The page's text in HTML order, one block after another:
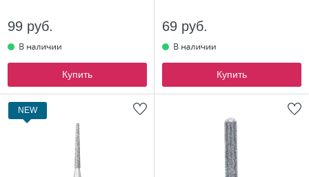
99 руб.
Купить
69 руб.
Купить
NEW